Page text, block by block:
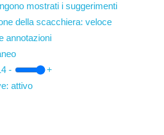
mostrati i suggerimenti
della scacchiera: veloce
annotazioni
-
+
attivo